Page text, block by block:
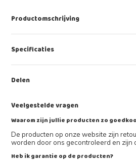
Productomschrijving
Specificaties
Delen
Veelgestelde vragen
Waarom zijn jullie producten zo
De producten op onze website zijn
worden door ons gecontroleerd en zijn
Heb ik garantie op de producten?